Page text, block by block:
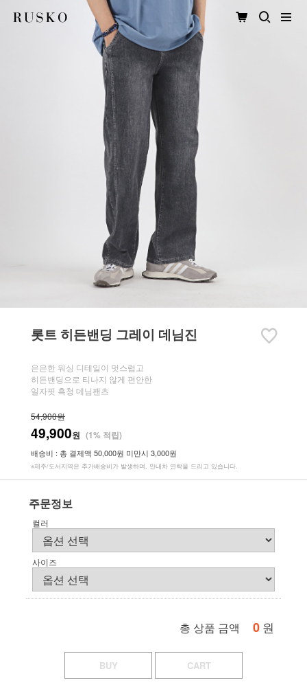
롯트 히든밴딩 그레이 데님진
은은한 워싱 디테일이 멋스럽고
히든밴딩으로 티나지 않게 편안한
일자핏 흑청 데님팬츠
54,900원
49,900원 (1% 적립)
배송비 : 총 결제액 50,000원 미만시 3,000원
※제주/도서지역은 추가배송비가 발생하며, 안내차 연락을 드리고 있습니다.
주문정보
컬러
사이즈
총 상품 금액 0 원
BUY CART